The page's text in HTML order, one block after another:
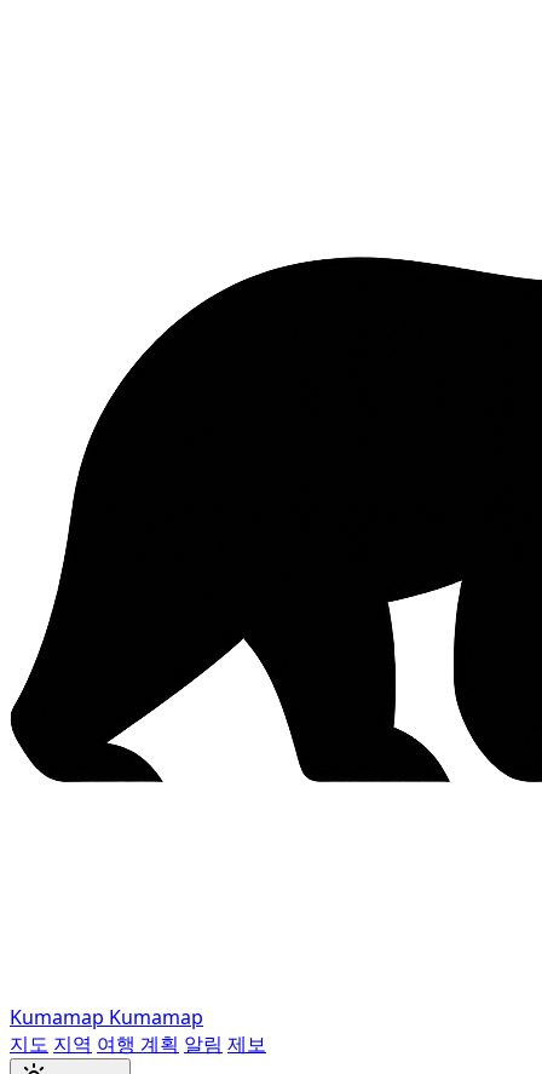
Kumamap Kumamap
지도 지역 여행 계획 알림 제보